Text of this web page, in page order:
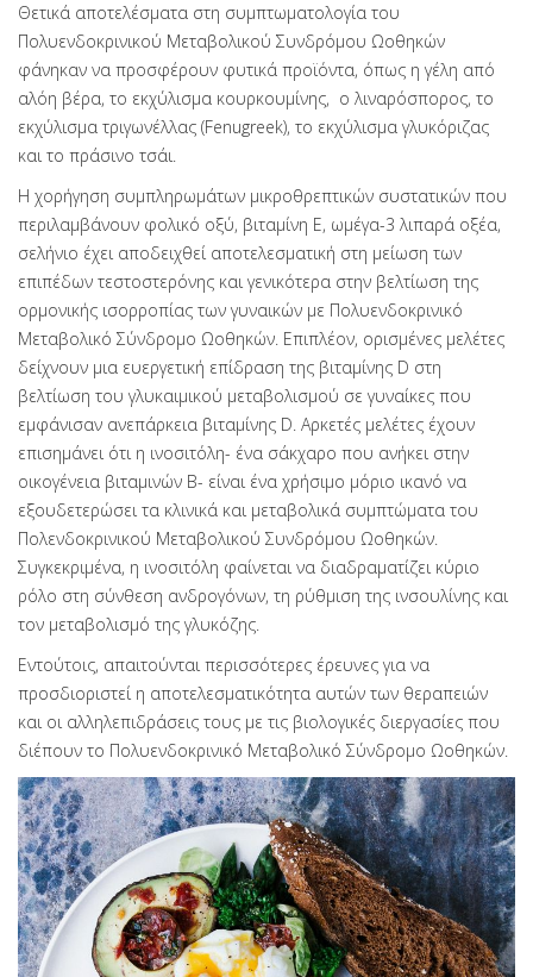
Θετικά αποτελέσματα στη συμπτωματολογία του
Πολυενδοκρινικού Μεταβολικού Συνδρόμου Ωοθηκών
φάνηκαν να προσφέρουν φυτικά προϊόντα, όπως η γέλη από
αλόη βέρα, το εκχύλισμα κουρκουμίνης, ο λιναρόσπορος, το
εκχύλισμα τριγωνέλλας (Fenugreek), το εκχύλισμα γλυκόριζας
και το πράσινο τσάι.
Η χορήγηση συμπληρωμάτων μικροθρεπτικών συστατικών που
περιλαμβάνουν φολικό οξύ, βιταμίνη Ε, ωμέγα-3 λιπαρά οξέα,
σελήνιο έχει αποδειχθεί αποτελεσματική στη μείωση των
επιπέδων τεστοστερόνης και γενικότερα στην βελτίωση της
ορμονικής ισορροπίας των γυναικών με Πολυενδοκρινικό
Μεταβολικό Σύνδρομο Ωοθηκών. Επιπλέον, ορισμένες μελέτες
δείχνουν μια ευεργετική επίδραση της βιταμίνης D στη
βελτίωση του γλυκαιμικού μεταβολισμού σε γυναίκες που
εμφάνισαν ανεπάρκεια βιταμίνης D. Αρκετές μελέτες έχουν
επισημάνει ότι η ινοσιτόλη- ένα σάκχαρο που ανήκει στην
οικογένεια βιταμινών Β- είναι ένα χρήσιμο μόριο ικανό να
εξουδετερώσει τα κλινικά και μεταβολικά συμπτώματα του
Πολενδοκρινικού Μεταβολικού Συνδρόμου Ωοθηκών.
Συγκεκριμένα, η ινοσιτόλη φαίνεται να διαδραματίζει κύριο
ρόλο στη σύνθεση ανδρογόνων, τη ρύθμιση της ινσουλίνης και
τον μεταβολισμό της γλυκόζης.
Εντούτοις, απαιτούνται περισσότερες έρευνες για να
προσδιοριστεί η αποτελεσματικότητα αυτών των θεραπειών
και οι αλληλεπιδράσεις τους με τις βιολογικές διεργασίες που
διέπουν το Πολυενδοκρινικό Μεταβολικό Σύνδρομο Ωοθηκών.